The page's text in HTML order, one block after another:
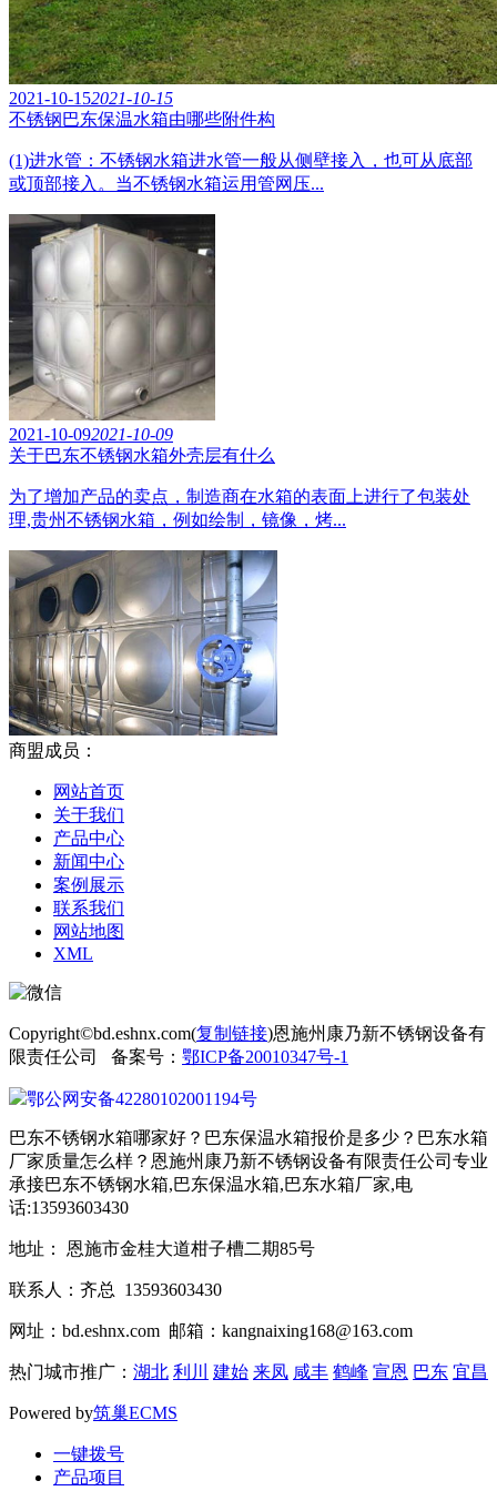
2021-10-152021-10-15
不锈钢巴东保温水箱由哪些附件构
(1)进水管：不锈钢水箱进水管一般从侧壁接入，也可从底部
或顶部接入。当不锈钢水箱运用管网压...
2021-10-092021-10-09
关于巴东不锈钢水箱外壳层有什么
为了增加产品的卖点，制造商在水箱的表面上进行了包装处
理,贵州不锈钢水箱，例如绘制，镜像，烤...
商盟成员：
网站首页
关于我们
产品中心
新闻中心
案例展示
联系我们
网站地图
XML
Copyright©bd.eshnx.com(复制链接)恩施州康乃新不锈钢设备有
限责任公司 备案号： 鄂ICP备20010347号-1
鄂公网安备42280102001194号
巴东不锈钢水箱哪家好？巴东保温水箱报价是多少？巴东水箱
厂家质量怎么样？恩施州康乃新不锈钢设备有限责任公司专业
承接巴东不锈钢水箱,巴东保温水箱,巴东水箱厂家,电
话:13593603430
地址： 恩施市金桂大道柑子槽二期85号
联系人：齐总 13593603430
网址：bd.eshnx.com 邮箱：kangnaixing168@163.com
热门城市推广： 湖北 利川 建始 来凤 咸丰 鹤峰 宣恩 巴东 宜昌
Powered by筑巢ECMS
一键拨号
产品项目